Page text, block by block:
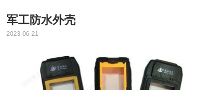
军工防水外壳
2023-06-21